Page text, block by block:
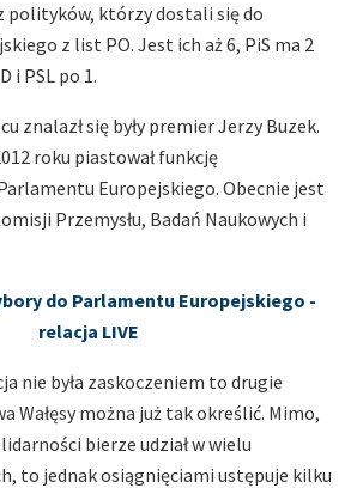
polityków, którzy dostali się do
z list PO. Jest ich aż 6, PiS ma 2
i PSL po 1.
znalazł się były premier Jerzy Buzek.
roku piastował funkcję
Europejskiego. Obecnie jest
Przemysłu, Badań Naukowych i
do Parlamentu Europejskiego -
relacja LIVE
nie była zaskoczeniem to drugie
Wałęsy można już tak określić. Mimo,
bierze udział w wielu
to jednak osiągnięciami ustępuje kilku